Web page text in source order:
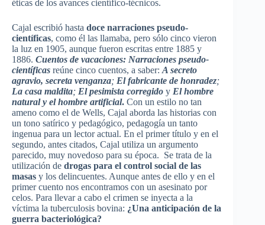
éticas de los avances científico-técnicos.
Cajal escribió hasta doce narraciones pseudo-
científicas, como él las llamaba, pero sólo cinco vieron
la luz en 1905, aunque fueron escritas entre 1885 y
1886. Cuentos de vacaciones: Narraciones pseudo-
científicas reúne cinco cuentos, a saber: A secreto
agravio, secreta venganza; El fabricante de honradez;
La casa maldita; El pesimista corregido y El hombre
natural y el hombre artificial. Con un estilo no tan
ameno como el de Wells, Cajal aborda las historias con
un tono satírico y pedagógico, pedagogía un tanto
ingenua para un lector actual. En el primer título y en el
segundo, antes citados, Cajal utiliza un argumento
parecido, muy novedoso para su época. Se trata de la
utilización de drogas para el control social de las
masas y los delincuentes. Aunque antes de ello y en el
primer cuento nos encontramos con un asesinato por
celos. Para llevar a cabo el crimen se inyecta a la
víctima la tuberculosis bovina: ¿Una anticipación de la
guerra bacteriológica?